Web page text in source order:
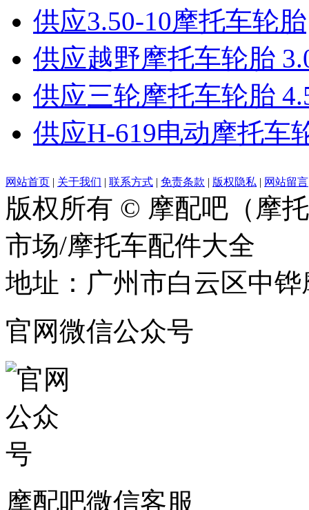
供应3.50-10摩托车轮胎
供应越野摩托车轮胎
供应三轮摩托车轮胎
供应H-619电动摩托车
网站首页 | 关于我们 | 联系方式 | 免责条款 | 版权隐私 | 网站留言
版权所有 © 摩配吧（摩
市场/摩托车配件大全
地址：广州市白云区中
官网微信公众号
摩配吧微信客服